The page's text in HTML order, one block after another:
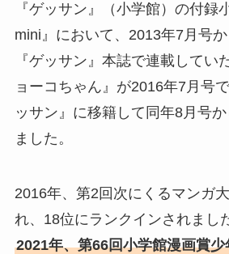
『ゲッサン』（小学館）の付録
mini』において、2013年7月号か
『ゲッサン』本誌で連載してい
ョーコちゃん』が2016年7月号
ッサン』に移籍して同年8月号
ました。
2016年、第2回次にくるマンガ
れ、18位にランクインされまし
2021年、第66回小学館漫画賞